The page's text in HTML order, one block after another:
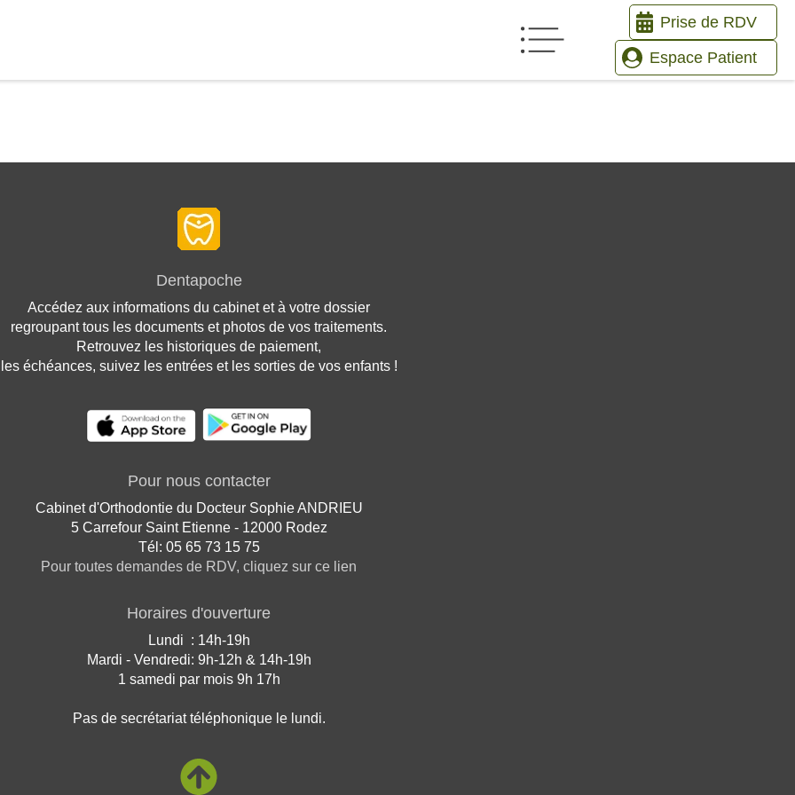
Prise de RDV
Espace Patient
Dentapoche
Accédez aux informations du cabinet et à votre dossier
regroupant tous les documents et photos de vos traitements.
Retrouvez les historiques de paiement,
les échéances, suivez les entrées et les sorties de vos enfants !
Pour nous contacter
Cabinet d'Orthodontie du Docteur Sophie ANDRIEU
5 Carrefour Saint Etienne - 12000 Rodez
Tél: 05 65 73 15 75
Pour toutes demandes de RDV, cliquez sur ce lien
Horaires d'ouverture
Lundi : 14h-19h
Mardi - Vendredi: 9h-12h & 14h-19h
1 samedi par mois 9h 17h
Pas de secrétariat téléphonique le lundi.